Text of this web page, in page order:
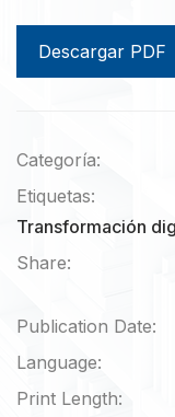
Descargar PDF
Categoría:
Etiquetas:
Transformación
Share:
Publication Date:
Language:
Print Length: